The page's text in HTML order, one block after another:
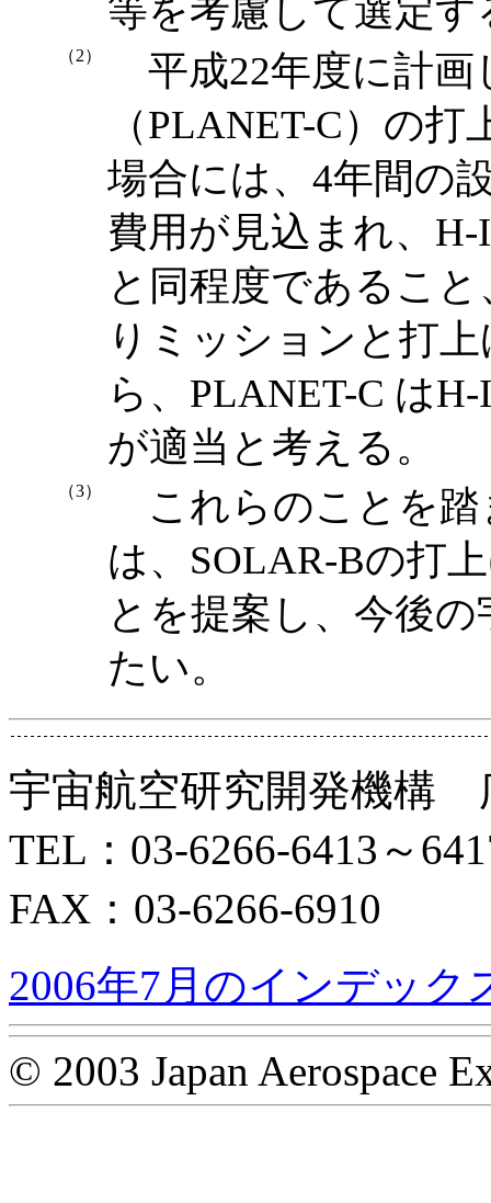
等を考慮して選定
（2）
平成22年度に計画
（PLANET-C）の
場合には、4年間の
費用が見込まれ、
と同程度であるこ
りミッションと打
ら、PLANET-C は
が適当と考える。
（3）
これらのことを踏
は、SOLAR-Bの打
とを提案し、今後
たい。
宇宙航空研究開発機構
TEL：03-6266-6413～
FAX：03-6266-6910
2006年7月のインデック
© 2003 Japan Aerospace